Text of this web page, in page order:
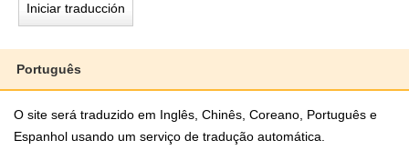
Iniciar traducción
Português
O site será traduzido em Inglês, Chinês, Coreano, Português e
Espanhol usando um serviço de tradução automática.